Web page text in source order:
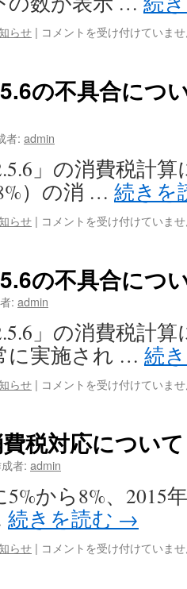
い
は
い
て
は
らせ | 抹
書
不
合
に
つ
い
体
割
引）
コメントを受け付けていま
の不具合につ
者: admin
」の消費税計
）の消 … 続きを
らせ | 抹
書
2.5.6
不
具
合
に
つ
（複
数
の
消
費
税
が
コメントを受け付けていま
の不具合につ
: admin
」の消費税計
に実施され … 続
らせ | 抹
求
書
2.5.6
不
具
合
に
つ
コメントを受け付けていま
税対応について
者: admin
5%から8%、2015
続きを読む →
らせ | 抹
コメントを受け付けていま